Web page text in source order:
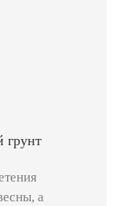
грунт
а